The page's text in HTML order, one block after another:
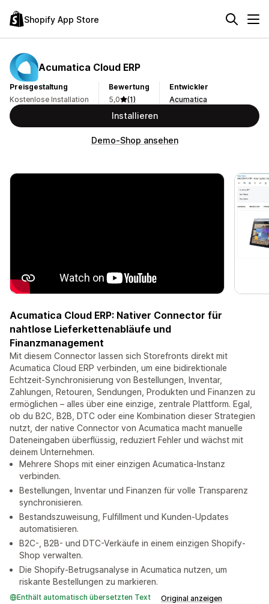
Shopify App Store
Acumatica Cloud ERP
Preisgestaltung
Kostenlose Installation
Bewertung
5,0
(1)
Entwickler
Acumatica
Installieren
Demo-Shop ansehen
Acumatica Cloud ERP: Nativer Connector für
nahtlose Lieferkettenabläufe und
Finanzmanagement
Mit diesem Connector lassen sich Storefronts direkt mit
Acumatica Cloud ERP verbinden, um eine bidirektionale
Echtzeit-Synchronisierung von Bestellungen, Inventar,
Zahlungen, Retouren, Sendungen, Produkten und Finanzen zu
ermöglichen – alles über eine einzige, zentrale Plattform. Egal,
ob du B2C, B2B, DTC oder eine Kombination dieser Strategien
nutzt, der native Connector von Acumatica macht manuelle
Dateneingaben überflüssig, reduziert Fehler und wächst mit
deinem Unternehmen.
Mehrere Shops mit einer einzigen Acumatica-Instanz
verbinden.
Bestellungen, Inventar und Finanzen für volle Transparenz
synchronisieren.
Bestandszuweisung, Fulfillment und Kunden-Updates
automatisieren.
B2C-, B2B- und DTC-Verkäufe in einem einzigen Shopify-
Shop verwalten.
Die Shopify-Betrugsanalyse in Acumatica nutzen, um
riskante Bestellungen zu markieren.
Enthält automatisch übersetzten Text Original anzeigen